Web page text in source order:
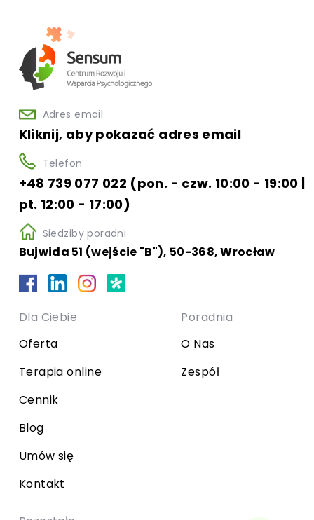
Adres email
Kliknij, aby pokazać adres email
Telefon
+48 739 077 022 (pon. - czw. 10:00 - 19:00 |
pt. 12:00 - 17:00)
Siedziby poradni
Bujwida 51 (wejście "B"), 50-368, Wrocław
Dla Ciebie
Oferta
Terapia online
Cennik
Blog
Umów się
Kontakt
Poradnia
O Nas
Zespół